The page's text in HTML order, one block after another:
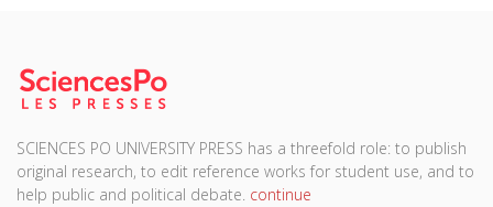
SCIENCES PO UNIVERSITY PRESS has a threefold role: to publish
original research, to edit reference works for student use, and to
help public and political debate. continue